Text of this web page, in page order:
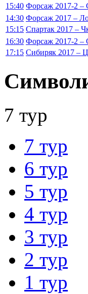
15:40 Форсаж 2017-2 –
14:30 Форсаж 2017 –
15:15 Спартак 2017 –
16:30 Форсаж 2017-2 –
17:15 Сибиряк 2017 –
7 тур
7 тур
6 тур
5 тур
4 тур
3 тур
2 тур
1 тур